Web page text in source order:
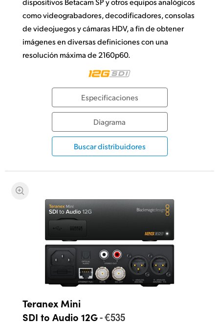
como videograbadores, decodificadores, consolas
de videojuegos y cámaras HDV, a fin de obtener
imágenes en diversas definiciones con una
resolución máxima de 2160p60.
Especificaciones
Diagrama
Buscar distribuidores
Teranex Mini
SDI to Audio 12G- €535